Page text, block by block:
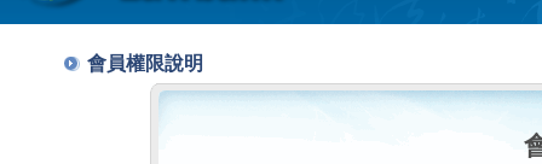
會員權限說明